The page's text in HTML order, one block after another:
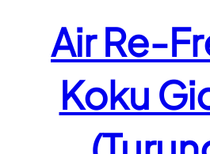
Air Re-
Koku